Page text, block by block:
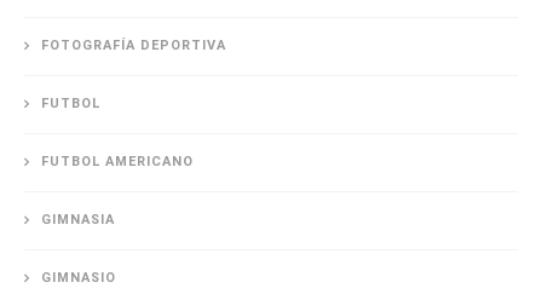
FOTOGRAFÍA DEPORTIVA
FUTBOL
FUTBOL AMERICANO
GIMNASIA
GIMNASIO